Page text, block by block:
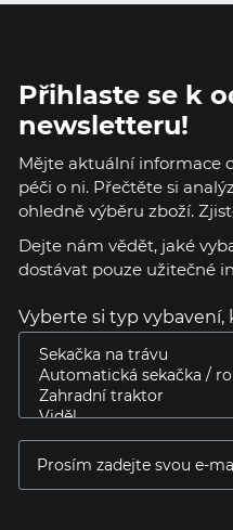
Přihlaste se k
newsletteru!
Mějte aktuální informace
péči o ni. Přečtěte si
ohledně výběru zboží.
Dejte nám vědět, jaké
dostávat pouze užitečné
Vyberte si typ vybavení,